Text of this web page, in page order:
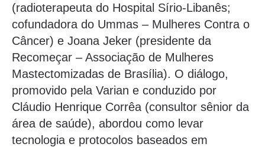
(radioterapeuta do Hospital Sírio-Libanês;
cofundadora do Ummas – Mulheres Contra o
Câncer) e Joana Jeker (presidente da
Recomeçar – Associação de Mulheres
Mastectomizadas de Brasília). O diálogo,
promovido pela Varian e conduzido por
Cláudio Henrique Corrêa (consultor sênior da
área de saúde), abordou como levar
tecnologia e protocolos baseados em